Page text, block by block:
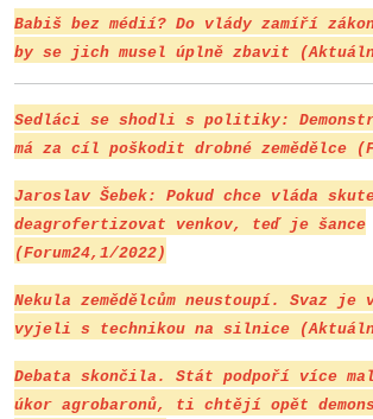
Babiš bez médií? Do vlády zamíří
by se jich musel úplně zbavit
Sedláci se shodli s politiky:
má za cíl poškodit drobné zemědělce
Jaroslav Šebek: Pokud chce vláda
deagrofertizovat venkov, teď je šance
(Forum24,1/2022)
Nekula zemědělcům neustoupí. Svaz je
vyjeli s technikou na silnice
Debata skončila. Stát podpoří více
úkor agrobaronů, ti chtějí opět